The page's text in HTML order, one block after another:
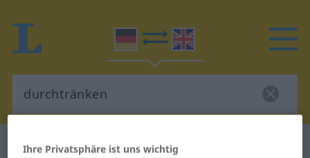
Deutsch-Englisch Wörterbuch
Ihre Privatsphäre ist uns wichtig